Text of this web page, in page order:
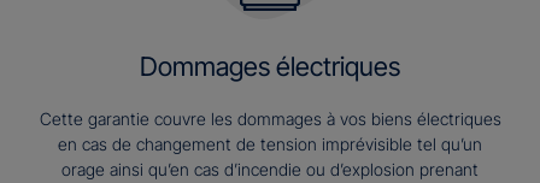
Dommages électriques
Cette garantie couvre les dommages à vos biens électriques
en cas de changement de tension imprévisible tel qu’un
orage ainsi qu’en cas d’incendie ou d’explosion prenant